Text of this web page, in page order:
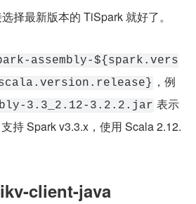
择最新版本的 TiSpark 就好了。
assembly-${spark.vers
，例
3.3_2.12-3.2.2.jar 表示
持 Spark v3.3.x，使用 Scala 2.12.
client-java